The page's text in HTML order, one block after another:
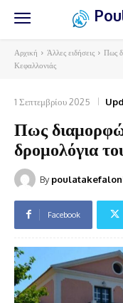
Αρχική Άλλες ειδήσεις
Πως
Κεφαλλονιάς
1 Σεπτεμβρίου 2025
Πως
δρομολόγια
By
Facebook